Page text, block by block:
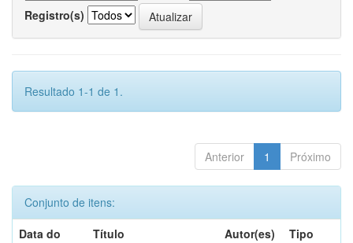
Registro(s)
Resultado 1-1 de 1.
Anterior 1 Próximo
Conjunto de itens:
Data do
Título Autor(es) Tipo